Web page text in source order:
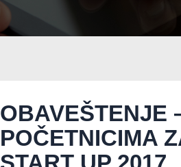
OBAVEŠTENJE
POČETNICIMA